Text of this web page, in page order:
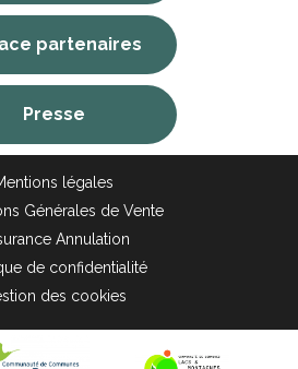
partenaires
Presse
légales
Générales de Vente
Annulation
de confidentialité
des cookies